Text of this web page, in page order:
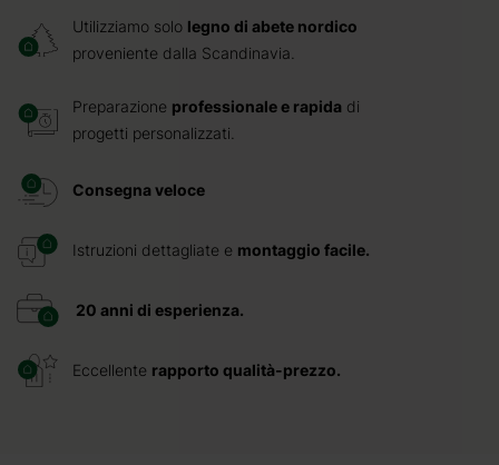
Utilizziamo solo legno di abete nordico
proveniente dalla Scandinavia.
Preparazione professionale e rapida di
progetti personalizzati.
Consegna veloce
Istruzioni dettagliate e montaggio facile.
20 anni di esperienza.
Eccellente rapporto qualità-prezzo.